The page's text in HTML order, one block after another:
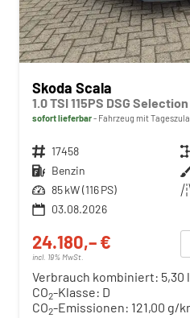
Skoda Scala
sofort lieferbar Fahrzeug mit
Fahrzeugnr. 17458
Kraftstoff Benzin
Leistung 85 kW (116 PS)
03.08.2026
24.180,– €
incl. 19% MwSt.
Verbrauch kombiniert: 5,30
CO2-Klasse: D
CO2-Emissionen: 121,00 g/